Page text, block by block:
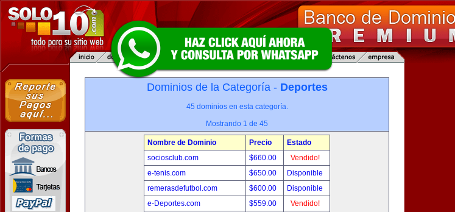
Dominios de la Categoría - Deportes
45 dominios en esta categoría.
Mostrando 1 de 45
Nombre de Dominio Precio
Estado
sociosclub.com
$660.00
Vendido!
e-tenis.com
$650.00
Disponible
remerasdefutbol.com
$600.00
Disponible
e-Deportes.com
$559.00
Vendido!